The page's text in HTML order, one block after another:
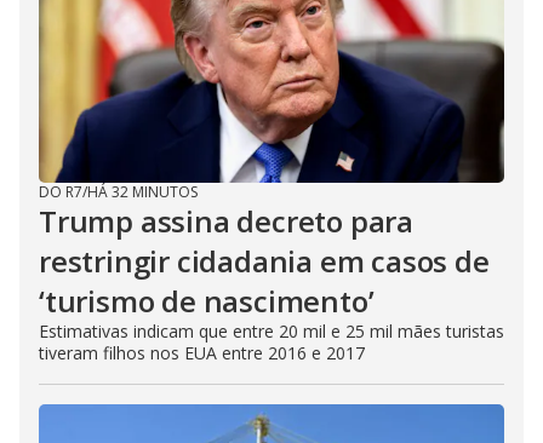
DO R7/HÁ 32 MINUTOS
Trump assina decreto para
restringir cidadania em casos de
‘turismo de nascimento’
Estimativas indicam que entre 20 mil e 25 mil mães turistas
tiveram filhos nos EUA entre 2016 e 2017